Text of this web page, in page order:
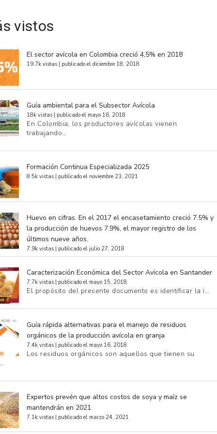
vistos
El sector avícola en Colombia creció 4,5% en 2018
19.7k vistas | publicado el diciembre 18, 2018
Guía ambiental para el Subsector Avícola
18k vistas | publicado el mayo 16, 2018
En Colombia, los productores avícolas vienen
trabajando…
Formación Continua Especializada 2025
8.5k vistas | publicado el noviembre 23, 2021
Huevo en cifras. En el 2017 el encasetamiento creció 7.5% y
la producción de huevos 7.9%, el mayor registro de los
últimos nueve años.
7.9k vistas | publicado el julio 27, 2018
Caracterización Económica del Sector Avícola en Santander
7.7k vistas | publicado el mayo 15, 2018
El propósito del presente documento es identificar la i…
Guía rápida alternativas para el manejo de residuos
orgánicos de la producción avícola en granja
7.4k vistas | publicado el mayo 16, 2018
Los residuos orgánicos son aquellos que tienen su
Expertos prevén que altos costos de soya y maíz se
mantendrán en 2021
7.1k vistas | publicado el marzo 24, 2021